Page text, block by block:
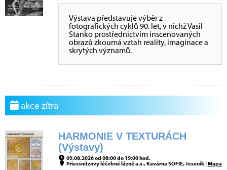
Výstava představuje výběr z
fotografických cyklů 90. let, v nichž Vasil
Stanko prostřednictvím inscenovaných
obrazů zkoumá vztah reality, imaginace a
skrytých významů.
akce zítra
HARMONIE V TEXTURÁCH
(Výstavy)
09.08.2026 od 08:00 do 19:00 hod.
Priessnitzovy léčebné lázně a.s., Kavárna SOFIE, Jeseník |Mapa